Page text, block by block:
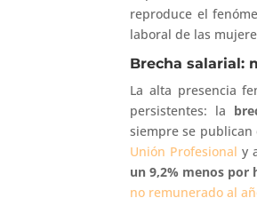
reproduce el
laboral de las
Brecha salarial:
La alta presencia
persistentes: la
siempre se
Unión Profesional y
un 9,2% menos por
no remunerado al